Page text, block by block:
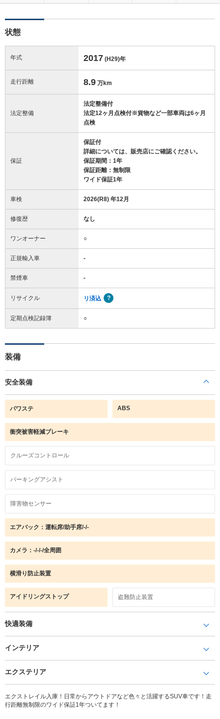
状態
年式 2017 (H29)年
走行距離 8.9 万km
法定整備
法定整備付
法定12ヶ月点検付※貨物など一部車両は6ヶ月
点検
保証
保証付
詳細については、販売店にご確認ください。
保証期間：1年
保証距離：無制限
ワイド保証1年
車検 2026(R8) 年12月
修復歴 なし
ワンオーナー ○
正規輸入車 -
禁煙車 -
リサイクル リ済込
定期点検記録簿 ○
装備
安全装備
パワステ ABS
衝突被害軽減ブレーキ
クルーズコントロール
パーキングアシスト
障害物センサー
エアバック：運転席/助手席/-/-
カメラ：-/-/-/全周囲
横滑り防止装置
アイドリングストップ 盗難防止装置
快適装備
インテリア
エクステリア
エクストレイル入庫！日常からアウトドアなど色々と活躍するSUV車です！走
行距離無制限のワイド保証1年ついてます！